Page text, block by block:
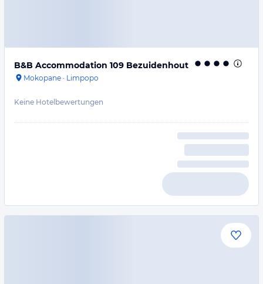
B&B Accommodation 109 Bezuidenhout
Mokopane · Limpopo
Keine Hotelbewertungen